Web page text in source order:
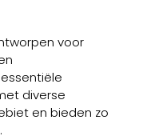
voor
diverse
en bieden zo